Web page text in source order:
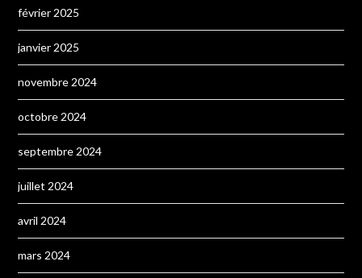
février 2025
janvier 2025
novembre 2024
octobre 2024
septembre 2024
juillet 2024
avril 2024
mars 2024